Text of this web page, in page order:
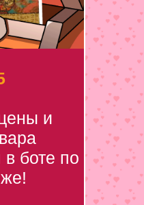
и
боте по